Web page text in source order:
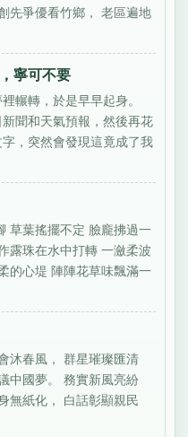
先爭優看竹鄉， 老區遍地
寧可不要
輾轉，於是早早起身。
聞和天氣預報，然後再花
，突然會發現這竟成了我
草葉搖擺不定 臉龐拂過一
露珠在水中打轉 一瀲柔波
的心堤 陣陣花草味飄滿一
沐春風， 群星璀璨匯清
中國夢。 務實新風亮紛
無紙化， 白話彰顯親民